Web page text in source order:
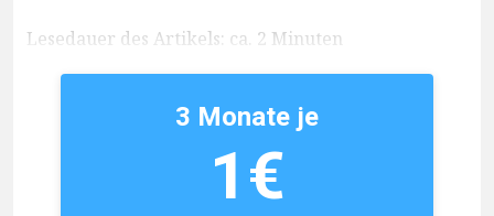
Lesedauer des Artikels: ca. 2 Minuten
3 Monate je
1€